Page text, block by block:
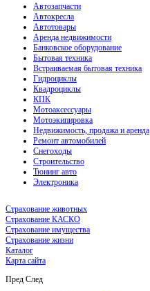
Автозапчасти
Автокресла
Автотовары
Аренда недвижимости
Банковское оборудование
Бытовая техника
Встраиваемая бытовая техника
Гидроциклы
Квадроциклы
КПК
Мотоаксессуары
Мотоэкипировка
Недвижимость, продажа и аренда
Ремонт автомобилей
Снегоходы
Строительство
Тюнинг авто
Электроника
Страхование животных
Страхование КАСКО
Страхование имущества
Страхование жизни
Каталог
Карта сайта
Пред След